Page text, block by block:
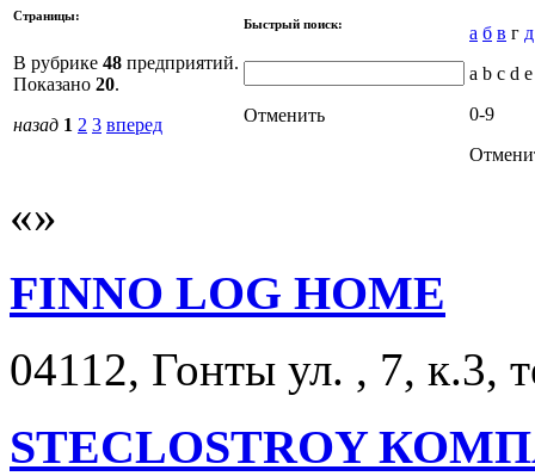
Страницы:
В рубрике 48 предприятий.
Показано 20.
назад 1 2 3 вперед
Быстрый поиск:
Отменить
а б в г д
a b c d
0-9
FINNO LOG HOME
04112, Гонты ул. , 7, к.3,
STECLOSTROY